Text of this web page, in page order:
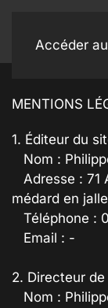
Accéder
MENTIONS
1. Éditeur du
Nom :
Adresse : 71
médard en
Téléphone :
Email : -
2. Directeur
Nom :